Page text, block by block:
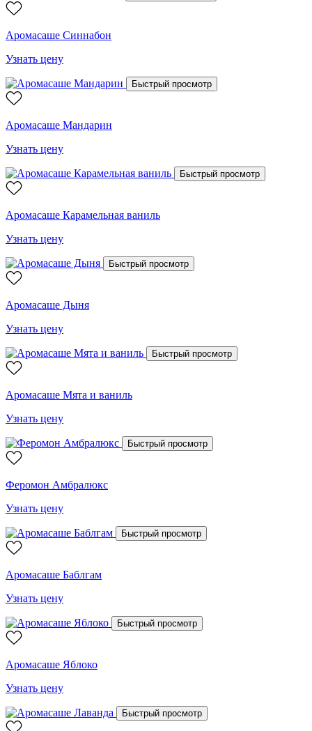
Аромасаше Синнабон
Узнать цену
Быстрый просмотр
Аромасаше Мандарин
Узнать цену
Быстрый просмотр
Аромасаше Карамельная ваниль
Узнать цену
Быстрый просмотр
Аромасаше Дыня
Узнать цену
Быстрый просмотр
Аромасаше Мята и ваниль
Узнать цену
Быстрый просмотр
Феромон Амбралюкс
Узнать цену
Быстрый просмотр
Аромасаше Баблгам
Узнать цену
Быстрый просмотр
Аромасаше Яблоко
Узнать цену
Быстрый просмотр